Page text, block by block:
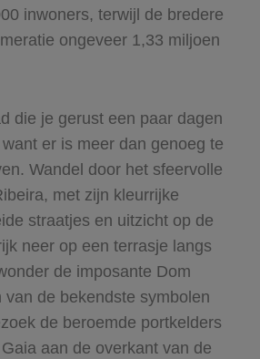
inwoners, terwijl de bredere
ongeveer 1,33 miljoen
die je gerust een paar dagen
er is meer dan genoeg te
Wandel door het sfeervolle
met zijn kleurrijke
straatjes en uitzicht op de
neer op een terrasje langs
de imposante Dom
van de bekendste symbolen
de beroemde portkelders
aan de overkant van de